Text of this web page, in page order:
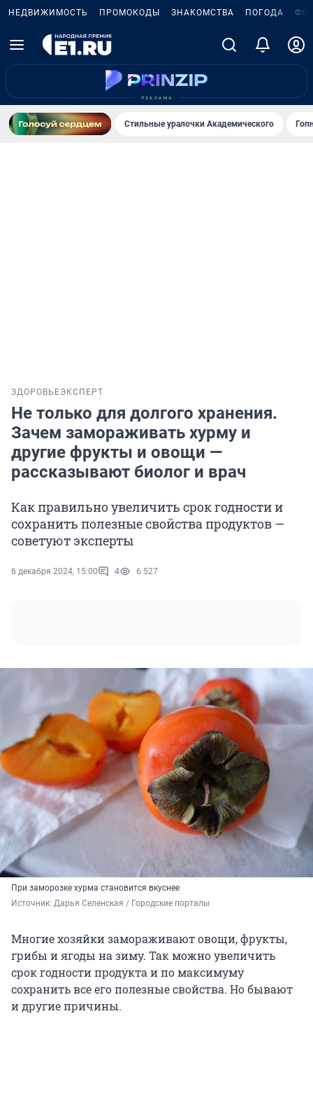
НЕДВИЖИМОСТЬ ПРОМОКОДЫ ЗНАКОМСТВА ПОГОДА
Стильные уралочки Академического
ЗДОРОВЬЕЭКСПЕРТ
Не только для долгого хранения.
Зачем замораживать хурму и
другие фрукты и овощи —
рассказывают биолог и врач
Как правильно увеличить срок годности и
сохранить полезные свойства продуктов —
советуют эксперты
6 декабря 2024, 15:00 4 6 527
При заморозке хурма становится вкуснее
Источник: Дарья Селенская / Городские порталы
Многие хозяйки замораживают овощи, фрукты,
грибы и ягоды на зиму. Так можно увеличить
срок годности продукта и по максимуму
сохранить все его полезные свойства. Но бывают
и другие причины.